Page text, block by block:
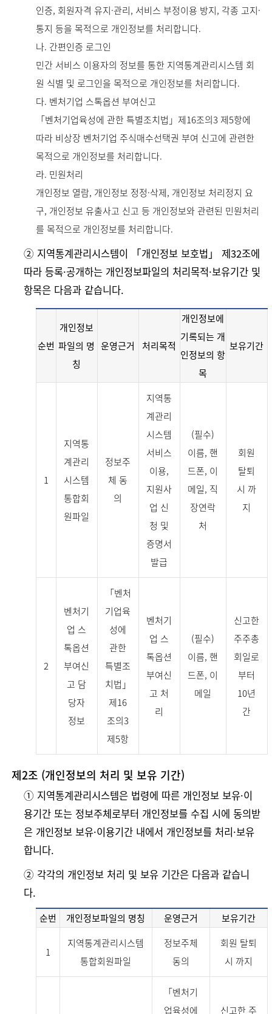
인증, 회원자격 유지·관리, 서비스 부정이용 방지, 각종 고지·
통지 등을 목적으로 개인정보를 처리합니다.
나. 간편인증 로그인
민간 서비스 이용자의 정보를 통한 지역통계관리시스템 회
원 식별 및 로그인을 목적으로 개인정보를 처리합니다.
다. 벤처기업 스톡옵션 부여신고
「벤처기업육성에 관한 특별조치법」제16조의3 제5항에
따라 비상장 벤처기업 주식매수선택권 부여 신고에 관련한
목적으로 개인정보를 처리합니다.
라. 민원처리
개인정보 열람, 개인정보 정정·삭제, 개인정보 처리정지 요
구, 개인정보 유출사고 신고 등 개인정보와 관련된 민원처리
를 목적으로 개인정보를 처리합니다.
➁ 지역통계관리시스템이 「개인정보 보호법」 제32조에
따라 등록·공개하는 개인정보파일의 처리목적·보유기간 및
항목은 다음과 같습니다.
순번
개인정보
파일의 명
칭
운영근거 처리목적
개인정보에
기록되는 개
인정보의 항
목
보유기간
1
지역통
계관리
시스템
통합회
원파일
정보주
체 동
의
지역통
계관리
시스템
서비스
이용,
지원사
업 신
청 및
증명서
발급
(필수)
이름, 핸
드폰, 이
메일, 직
장연락
처
회원
탈퇴
시 까
지
2
벤처기
업 스
톡옵션
부여신
고 담
당자
정보
「벤처
기업육
성에
관한
특별조
치법」
제16
조의3
제5항
벤처기
업 스
톡옵션
부여신
고 처
리
(필수)
이름, 핸
드폰, 이
메일
신고한
주주총
회일로
부터
10년
간
제2조 (개인정보의 처리 및 보유 기간)
➀ 지역통계관리시스템은 법령에 따른 개인정보 보유·이
용기간 또는 정보주체로부터 개인정보를 수집 시에 동의받
은 개인정보 보유·이용기간 내에서 개인정보를 처리·보유
합니다.
➁ 각각의 개인정보 처리 및 보유 기간은 다음과 같습니
다.
순번 개인정보파일의 명칭 운영근거 보유기간
1
지역통계관리시스템
통합회원파일
정보주체
동의
회원 탈퇴
시 까지
「벤처기
업육성에
신고한 주